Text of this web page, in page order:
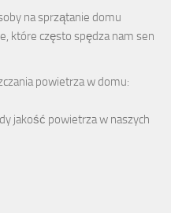
na sprzątanie domu
które często spędza nam sen
powietrza w domu:
jakość powietrza w naszych